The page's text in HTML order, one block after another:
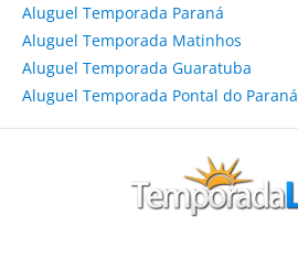
Aluguel Temporada Paraná
Aluguel Temporada Matinhos
Aluguel Temporada Guaratuba
Aluguel Temporada Pontal do Paraná